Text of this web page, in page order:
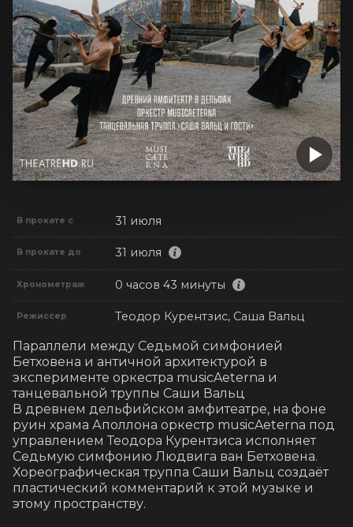
В прокате с 31 июля
В прокате до 31 июля
Хронометраж 0 часов 43 минуты
Режиссер Теодор Курентзис, Саша Вальц
Параллели между Седьмой симфонией
Бетховена и античной архитектурой в
эксперименте оркестра musicAeterna и
танцевальной труппы Саши Вальц
В древнем дельфийском амфитеатре, на фоне
руин храма Аполлона оркестр musicAeterna под
управлением Теодора Курентзиса исполняет
Седьмую симфонию Людвига ван Бетховена.
Хореографическая труппа Саши Вальц создаёт
пластический комментарий к этой музыке и
этому пространству.